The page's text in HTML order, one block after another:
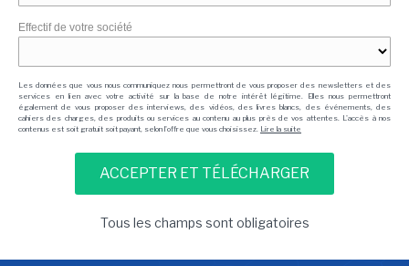
Effectif de votre société
Les données que vous nous communiquez nous permettront de vous proposer des newsletters et des
services en lien avec votre activité sur la base de notre intérêt légitime. Elles nous permettront
également de vous proposer des interviews, des vidéos, des livres blancs, des événements, des
cahiers des charges, des produits ou services au contenu au plus près de vos attentes. L'accès à nos
contenus est soit gratuit soit payant, selon l'offre que vous choisissez. Lire la suite
Tous les champs sont obligatoires